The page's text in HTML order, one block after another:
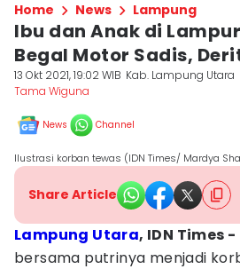
Home News Lampung
Ibu dan Anak di
Begal Motor Sadis,
13 Okt 2021, 19:02 WIB Kab. Lampung Utara
Tama Wiguna
News Channel
Ilustrasi korban tewas (IDN Times/ Mardya
Share Article
Lampung Utara, IDN Times -
bersama putrinya menjadi